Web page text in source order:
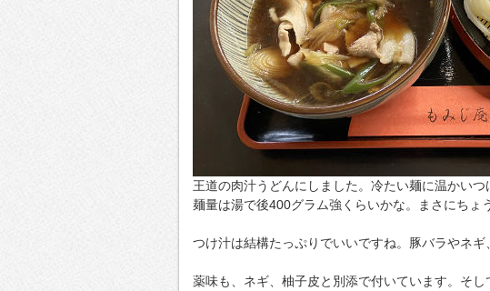
王道の肉汁うどんにしました。冷たい麺に温かいつ
麺量は湯で後400グラム強くらいかな。まさにちょ
つけ汁は結構たっぷりでいいですね。豚バラやネギ
薬味も、ネギ、柚子皮と別添で付いています。そし